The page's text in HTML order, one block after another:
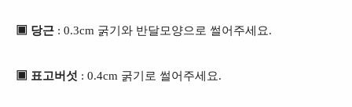
▣ 당근 : 0.3cm 굵기와 반달모양으로 썰어주세요.
▣ 표고버섯 : 0.4cm 굵기로 썰어주세요.